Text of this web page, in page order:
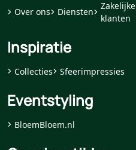
Over ons Diensten
Zakelijke
klanten
Inspiratie
Collecties Sfeerimpressies
Eventstyling
BloemBloem.nl